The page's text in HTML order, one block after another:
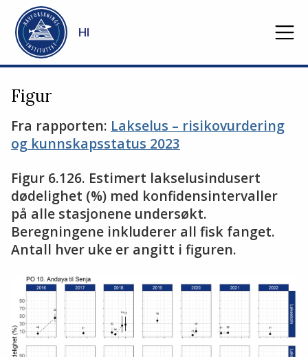
Gå til hovedinnhold
HI
Figur
Fra rapporten: Lakselus – risikovurdering
og kunnskapsstatus 2023
Figur 6.126. Estimert lakselusindusert
dødelighet (%) med konfidensintervaller
på alle stasjonene undersøkt.
Beregningene inkluderer all fisk fanget.
Antall hver uke er angitt i figuren.